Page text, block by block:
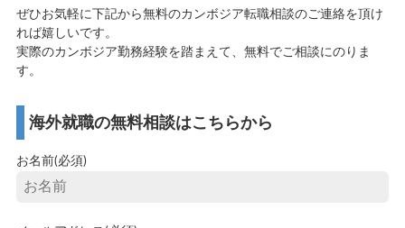
ぜひお気軽に下記から無料のカンボジア転職相談のご連絡を頂け
れば嬉しいです。
実際のカンボジア勤務経験を踏まえて、無料でご相談にのりま
す。
海外就職の無料相談はこちらから
お名前(必須)